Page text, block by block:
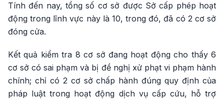
Tính đến nay, tổng số cơ sở được Sở cấp phép hoạt
động trong lĩnh vực này là 10, trong đó, đã có 2 cơ sở
đóng cửa.
Kết quả kiểm tra 8 cơ sở đang hoạt động cho thấy 6
cơ sở có sai phạm và bị đề nghị xử phạt vi phạm hành
chính; chỉ có 2 cơ sở chấp hành đúng quy định của
pháp luật trong hoạt động dịch vụ cấp cứu, hỗ trợ